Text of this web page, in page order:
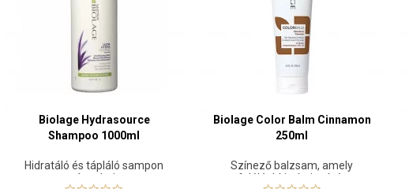
Biolage Hydrasource
Shampoo 1000ml
Hidratáló és tápláló sampon
száraz hajra
Biolage Color Balm Cinnamon
250ml
Színező balzsam, amely
felélénkíti a haj színét